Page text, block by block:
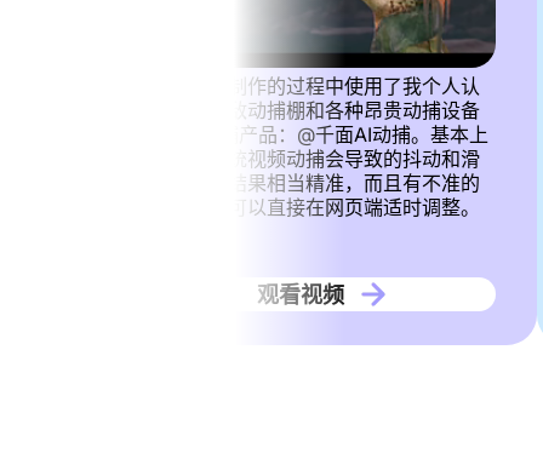
这次模仿制作的过程中使用了我个人认
为足以匹敌动捕棚和各种昂贵动捕设备
的 AI 动捕产品：@千面AI动捕。基本上
不会有传统视频动捕会导致的抖动和滑
步问题，结果相当精准，而且有不准的
地方甚至可以直接在网页端适时调整。
观看视频